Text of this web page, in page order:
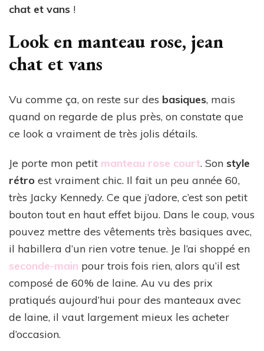
chat et vans !
Look en manteau rose, jean
chat et vans
Vu comme ça, on reste sur des basiques, mais
quand on regarde de plus près, on constate que
ce look a vraiment de très jolis détails.
Je porte mon petit manteau rose court. Son style
rétro est vraiment chic. Il fait un peu année 60,
très Jacky Kennedy. Ce que j’adore, c’est son petit
bouton tout en haut effet bijou. Dans le coup, vous
pouvez mettre des vêtements très basiques avec,
il habillera d’un rien votre tenue. Je l’ai shoppé en
seconde-main pour trois fois rien, alors qu’il est
composé de 60% de laine. Au vu des prix
pratiqués aujourd’hui pour des manteaux avec
de laine, il vaut largement mieux les acheter
d’occasion.